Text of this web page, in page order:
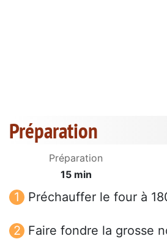
Préparation
Préparation
15 min
Préchauffer le four à
Faire fondre la grosse